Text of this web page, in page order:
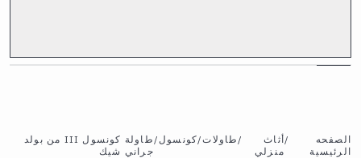
الصفحه
الرئيسية
/أثاث
منزلي
/ طاولات/كونسول/
طاولة كونسول III من بولد
جراني شيك